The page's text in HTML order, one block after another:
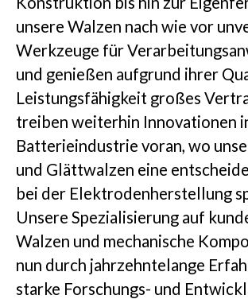
KONTAKTIEREN SIE UNS
unsere Walzen nach wie vor
Werkzeuge für
und genießen aufgrund ihrer
Leistungsfähigkeit großes
treiben weiterhin Innovationen
Batterieindustrie voran, wo
und Glättwalzen eine
bei der Elektrodenherstellung
Unsere Spezialisierung auf
Walzen und mechanische
nun durch jahrzehntelange
starke Forschungs- und